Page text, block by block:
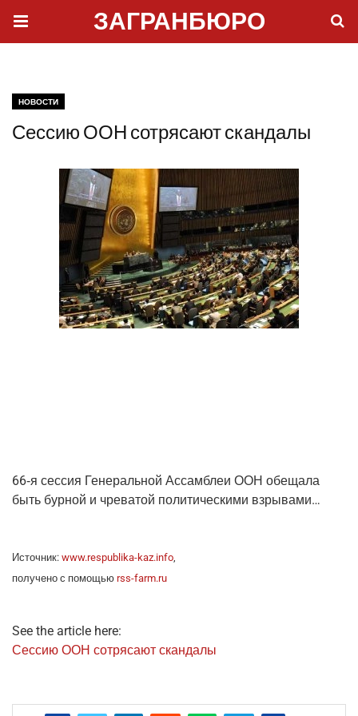
ЗАГРАНБЮРО
НОВОСТИ
Сессию ООН сотрясают скандалы
66‑я сес­сия Гене­раль­ной Ассам­блеи ООН обе­ща­ла
быть бур­ной и чре­ва­той поли­ти­че­ски­ми взрывами…
Источ­ник: www.respublika-kaz.info
полу­че­но с помо­щью rss-farm.ru
See the article here:
Сес­сию ООН сотря­са­ют скандалы